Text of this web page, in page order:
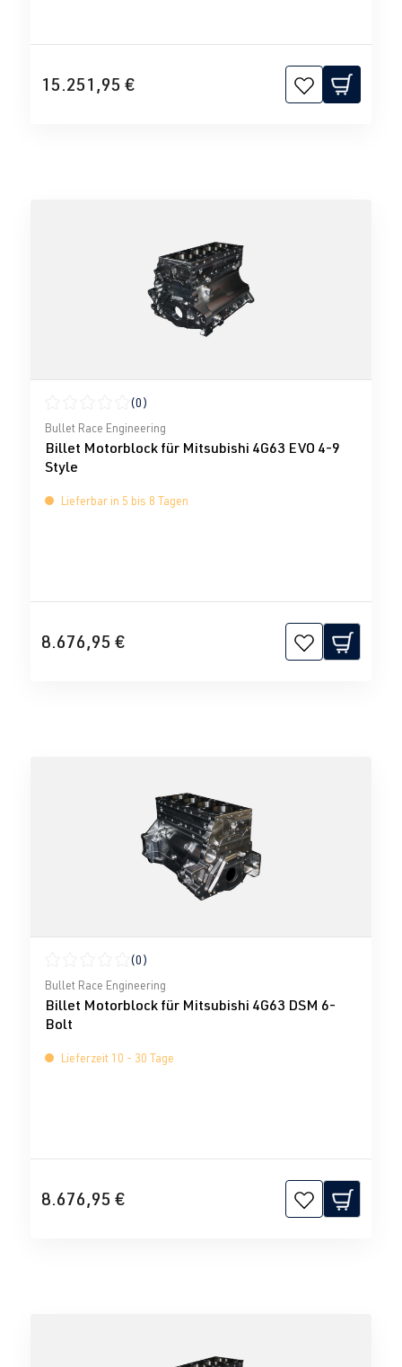
15.251,95 €
Durchschnittliche Bewertung von 0 von 5 Sternen
(0)
Bullet Race Engineering
Billet Motorblock für Mitsubishi 4G63 EVO 4-9
Style
Lieferbar in 5 bis 8 Tagen
8.676,95 €
Durchschnittliche Bewertung von 0 von 5 Sternen
(0)
Bullet Race Engineering
Billet Motorblock für Mitsubishi 4G63 DSM 6-
Bolt
Lieferzeit 10 - 30 Tage
8.676,95 €